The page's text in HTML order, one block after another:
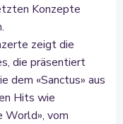
Konzepte
zeigt die
die präsentiert
dem «Sanctus» aus
Hits wie
World», vom